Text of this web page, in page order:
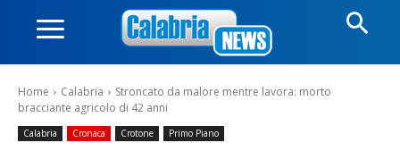
Home Calabria
Stroncato da malore mentre lavora: morto
bracciante agricolo di 42 anni
Calabria Cronaca Crotone Primo Piano